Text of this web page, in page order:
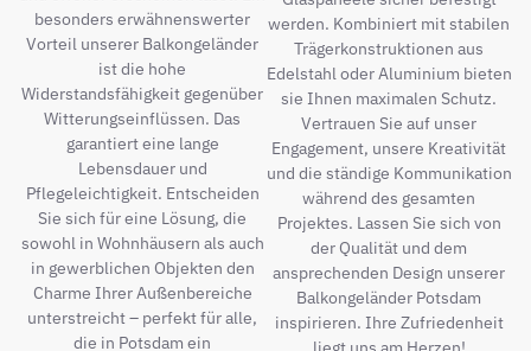
besonders erwähnenswerter
Vorteil unserer Balkongeländer
ist die hohe
Widerstandsfähigkeit gegenüber
Witterungseinflüssen. Das
garantiert eine lange
Lebensdauer und
Pflegeleichtigkeit. Entscheiden
Sie sich für eine Lösung, die
sowohl in Wohnhäusern als auch
in gewerblichen Objekten den
Charme Ihrer Außenbereiche
unterstreicht – perfekt für alle,
die in Potsdam ein
werden. Kombiniert mit stabilen
Trägerkonstruktionen aus
Edelstahl oder Aluminium bieten
sie Ihnen maximalen Schutz.
Vertrauen Sie auf unser
Engagement, unsere Kreativität
und die ständige Kommunikation
während des gesamten
Projektes. Lassen Sie sich von
der Qualität und dem
ansprechenden Design unserer
Balkongeländer Potsdam
inspirieren. Ihre Zufriedenheit